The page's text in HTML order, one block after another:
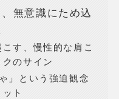
無意識にため込
す、慢性的な肩こ
のサイン
」という強迫観念
ト